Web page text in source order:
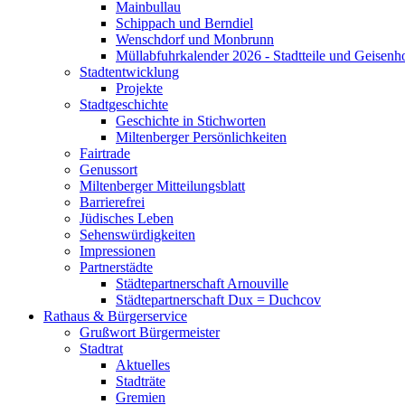
Mainbullau
Schippach und Berndiel
Wenschdorf und Monbrunn
Müllabfuhrkalender 2026 - Stadtteile und
Stadtentwicklung
Projekte
Stadtgeschichte
Geschichte in Stichworten
Miltenberger Persönlichkeiten
Fairtrade
Genussort
Miltenberger Mitteilungsblatt
Barrierefrei
Jüdisches Leben
Sehenswürdigkeiten
Impressionen
Partnerstädte
Städtepartnerschaft Arnouville
Städtepartnerschaft Dux = Duchcov
Rathaus & Bürgerservice
Grußwort Bürgermeister
Stadtrat
Aktuelles
Stadträte
Gremien